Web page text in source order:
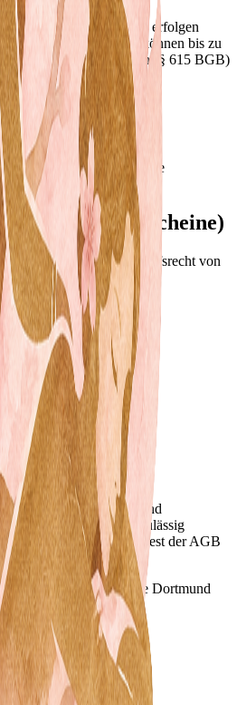
24 Stunden vorher erfolgen
kurzfristiger Absage können bis zu
berechnet werden (§ 615 BGB)
Angebot dar.
durch Chok Dee
(nur für Gutscheine)
BGB haben ein Widerrufsrecht von
Deutschland
soweit gesetzlich zulässig
sein, bleibt der Rest der AGB
Chok Dee Thaimassage Dortmund